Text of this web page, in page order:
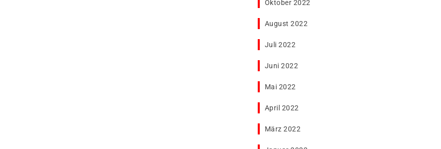
Oktober 2022
August 2022
Juli 2022
Juni 2022
Mai 2022
April 2022
März 2022